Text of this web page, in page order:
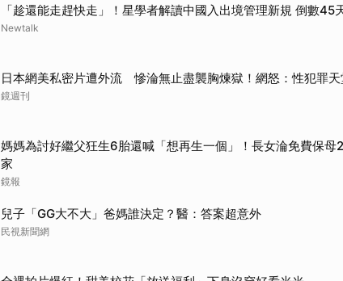
「趁還能走趕快走」！星學者解讀中國入出境管理新規 倒數45
Newtalk
日本網美私密片遭外流 慘淪無止盡襲胸煉獄！網怒：性犯罪天
鏡週刊
媽媽為討好繼父狂生6胎還喊「想再生一個」！長女淪免費保
家
鏡報
兒子「GG大不大」爸媽誰決定？醫：答案超意外
民視新聞網